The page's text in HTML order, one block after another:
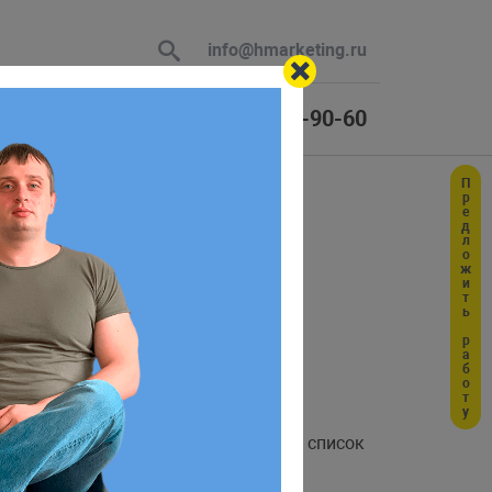
info@hmarketing.ru
+7 (925) 464-90-60
так называемую, тонкую
или принимают значения,
и сеансовые
. Получить полный список
ответ
с учетом
Предложить работу